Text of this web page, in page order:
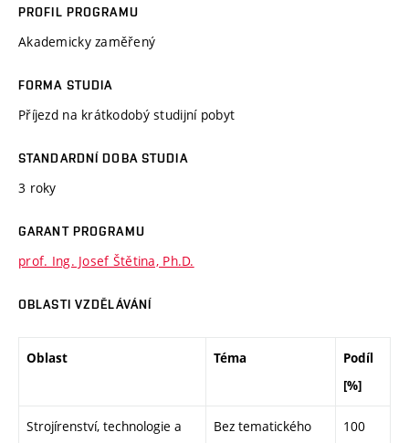
PROFIL PROGRAMU
Akademicky zaměřený
FORMA STUDIA
Příjezd na krátkodobý studijní pobyt
STANDARDNÍ DOBA STUDIA
3 roky
GARANT PROGRAMU
prof. Ing. Josef Štětina, Ph.D.
OBLASTI VZDĚLÁVÁNÍ
Oblast Téma
Podíl
[%]
Strojírenství, technologie a
Bez tematického
100